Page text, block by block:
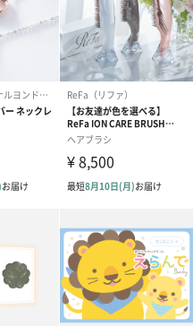
ア（バニラ）
）
テディベア（
ル）（1,760円
てお届けいたします。ギフト